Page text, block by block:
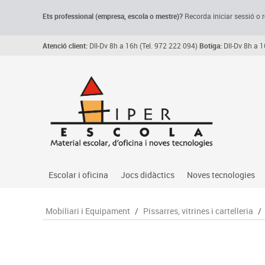
Ets professional (empresa, escolao mestre)? Recorda iniciar sessió o
Atenció client: Dll-Dv 8h a 16h (Tel. 972 222 094)Botiga: Dll-Dv 8h a
Escolar i oficina
Arxiu, carpetes i classificadors
Jocs didàctics
Primeres edats
Noves tecnologies
Audio
Mobiliari i Equipament / Pissarres, vitrines i cartelleria /